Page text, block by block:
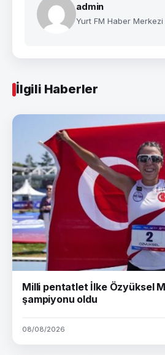
admin
Yurt FM Haber
İlgili Haberler
Milli pentatlet İlke Özyüksel
şampiyonu oldu
08/08/2026